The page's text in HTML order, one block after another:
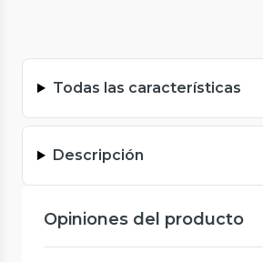
Todas las características
Descripción
Opiniones del producto